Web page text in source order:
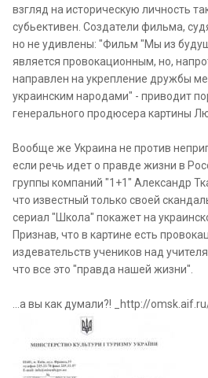
взгляд на историческую личность
субьективен. Создатели фильма,
но не удивлены: "Фильм "Мы из
является провокационным, но,
направлен на укрепление дружбы
украинским народами" - приводит
генерального продюсера картины
Вообще же Украина не против
если речь идет о правде жизни в
группы компаний "1+1" Александр
что известный только своей
сериал "Школа" покажет на
Признав, что в картине есть
издевательств учеников над
что все это "правда нашей жизни".
...а вы как думали?! _http://